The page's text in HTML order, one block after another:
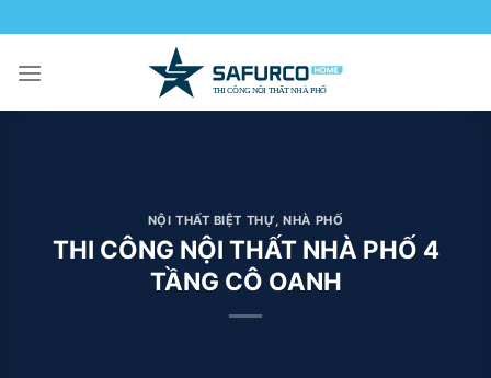
to
content
NỘI THẤT BIỆT THỰ, NHÀ PHỐ
THI CÔNG NỘI THẤT NHÀ PHỐ 4
TẦNG CÔ OANH